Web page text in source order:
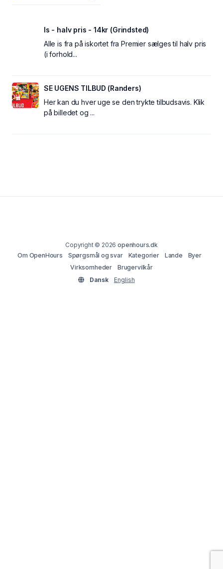
Is - halv pris - 14kr (Grindsted)
Alle is fra på iskortet fra Premier sælges til halv pris
(i forhold...
SE UGENS TILBUD (Randers)
Her kan du hver uge se den trykte tilbudsavis. Klik
på billedet og ...
Copyright © 2026openhours.dk
Om OpenHours
Spørgsmål og svar Kategorier Lande
Byer
Virksomheder
Brugervilkår
Dansk
English